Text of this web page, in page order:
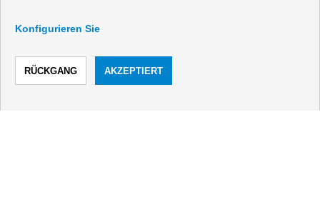
KONTAKTIEREN
Local 4
Konfigurieren Sie